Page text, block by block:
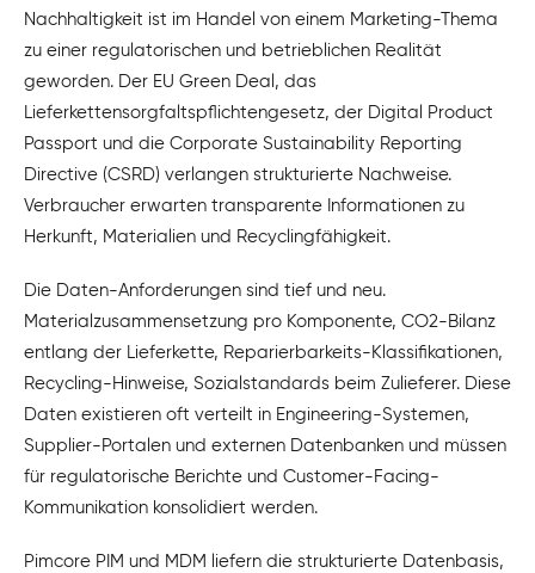
Nachhaltigkeit ist im Handel von einem Marketing-Thema
zu einer regulatorischen und betrieblichen Realität
geworden. Der EU Green Deal, das
Lieferkettensorgfaltspflichtengesetz, der Digital Product
Passport und die Corporate Sustainability Reporting
Directive (CSRD) verlangen strukturierte Nachweise.
Verbraucher erwarten transparente Informationen zu
Herkunft, Materialien und Recyclingfähigkeit.
Die Daten-Anforderungen sind tief und neu.
Materialzusammensetzung pro Komponente, CO2-Bilanz
entlang der Lieferkette, Reparierbarkeits-Klassifikationen,
Recycling-Hinweise, Sozialstandards beim Zulieferer. Diese
Daten existieren oft verteilt in Engineering-Systemen,
Supplier-Portalen und externen Datenbanken und müssen
für regulatorische Berichte und Customer-Facing-
Kommunikation konsolidiert werden.
Pimcore PIM und MDM liefern die strukturierte Datenbasis,